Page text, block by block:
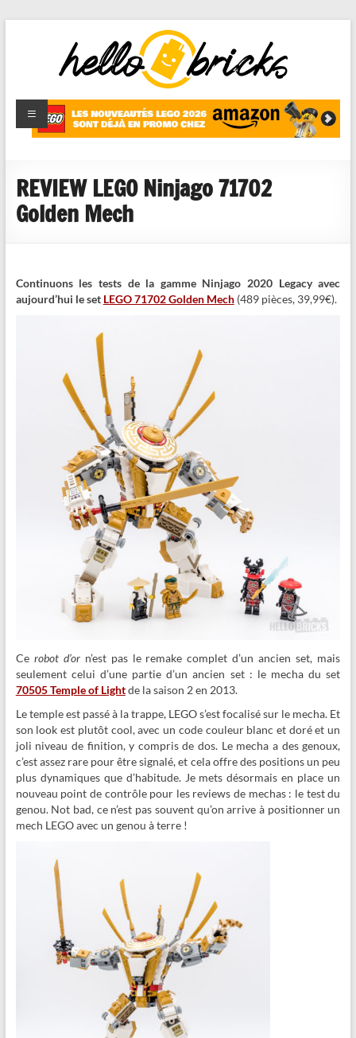
HelloBricks
Blog LEGO,
nouveaut�s
reviews
REVIEW LEGO Ninjago 71702
Golden Mech
Continuons les tests de la gamme Ninjago 2020 Legacy avec
aujourd’hui le set LEGO 71702 Golden Mech(489 pièces, 39,99€).
Ce robot d’orn’est pas le remake complet d’un ancien set, mais
seulement celui d’une partie d’un ancien set : le mecha du set
70505 Temple of Lightde la saison 2 en 2013.
Le temple est passé à la trappe, LEGO s’est focalisé sur le mecha. Et
son look est plutôt cool, avec un code couleur blanc et doré et un
joli niveau de finition, y compris de dos. Le mecha a des genoux,
c’est assez rare pour être signalé, et cela offre des positions un peu
plus dynamiques que d’habitude. Je mets désormais en place un
nouveau point de contrôle pour les reviews de mechas : le test du
genou. Not bad, ce n’est pas souvent qu’on arrive à positionner un
mech LEGO avec un genou à terre !